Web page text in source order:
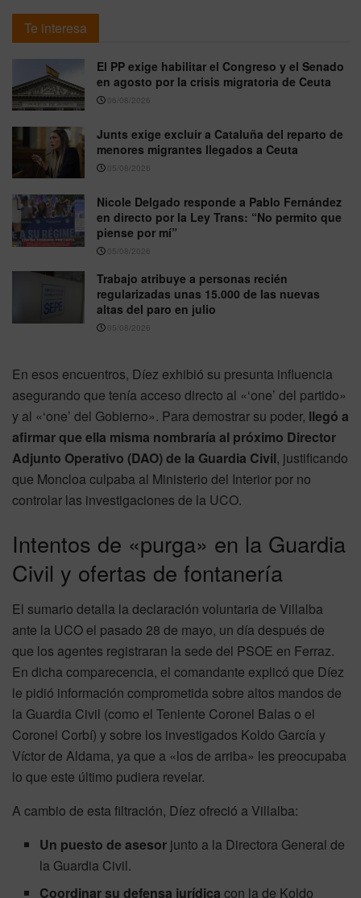
Te interesa
El PP exige habilitar el Congreso y el Senado
en agosto por la crisis migratoria de Ceuta
06/08/2026
Junts exige excluir a Cataluña del reparto de
menores migrantes llegados a Ceuta
05/08/2026
Nicole Delgado responde a Pablo Fernández
en directo por la Ley Trans: “No permito que
piense por mí”
05/08/2026
Trabajo atribuye a personas recién
regularizadas unas 15.000 de las nuevas
altas del paro en julio
05/08/2026
En esos encuentros, Díez exhibió su presunta influencia
asegurando que tenía acceso directo al «‘one’ del partido»
y al «‘one’ del Gobierno». Para demostrar su poder, llegó a
afirmar que ella misma nombraría al próximo Director
Adjunto Operativo (DAO) de la Guardia Civil, justificando
que Moncloa culpaba al Ministerio del Interior por no
controlar las investigaciones de la UCO.
Intentos de «purga» en la Guardia
Civil y ofertas de fontanería
El sumario detalla la declaración voluntaria de Villalba
ante la UCO el pasado 28 de mayo, un día después de
que los agentes registraran la sede del PSOE en Ferraz.
En dicha comparecencia, el comandante explicó que Díez
le pidió información comprometida sobre altos mandos de
la Guardia Civil (como el Teniente Coronel Balas o el
Coronel Corbí) y sobre los investigados Koldo García y
Víctor de Aldama, ya que a «los de arriba» les preocupaba
lo que este último pudiera revelar.
A cambio de esta filtración, Díez ofreció a Villalba:
Un puesto de asesor junto a la Directora General de
la Guardia Civil.
Coordinar su defensa jurídica con la de Koldo